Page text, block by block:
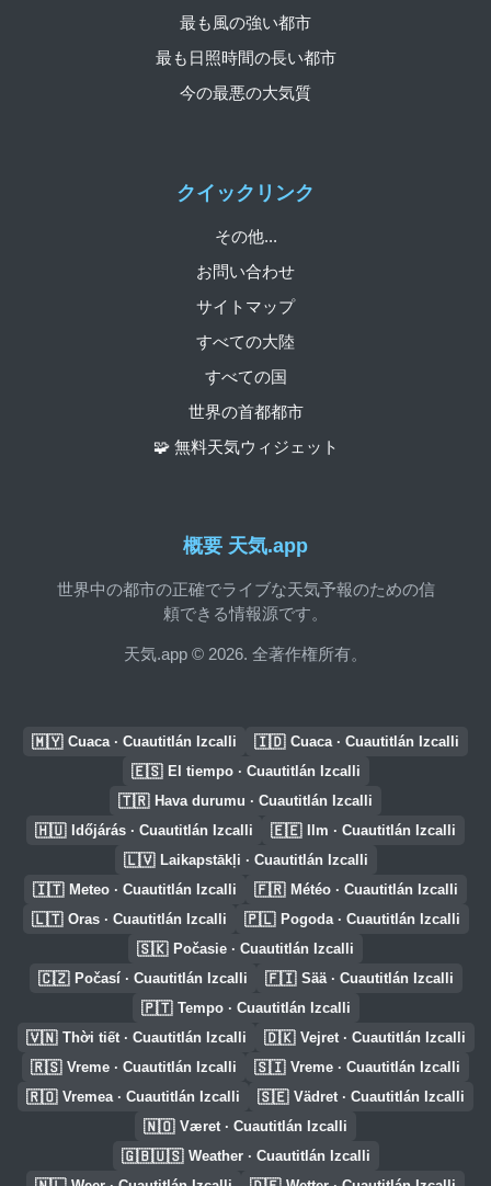
概要 天気.app
世界中の都市の正確でライブな天気予報のための信
頼できる情報源です。
天気.app © 2026. 全著作権所有。
クイックリンク
その他...
お問い合わせ
サイトマップ
すべての大陸
すべての国
世界の首都都市
🧩 無料天気ウィジェット
最も風の強い都市
最も日照時間の長い都市
今の最悪の大気質
🇲🇾 Cuaca · Cuautitlán Izcalli 🇮🇩 Cuaca · Cuautitlán Izcalli
🇪🇸 El tiempo · Cuautitlán Izcalli
🇹🇷 Hava durumu · Cuautitlán Izcalli
🇭🇺 Időjárás · Cuautitlán Izcalli 🇪🇪 Ilm · Cuautitlán Izcalli
🇱🇻 Laikapstākļi · Cuautitlán Izcalli
🇮🇹 Meteo · Cuautitlán Izcalli 🇫🇷 Météo · Cuautitlán Izcalli
🇱🇹 Oras · Cuautitlán Izcalli 🇵🇱 Pogoda · Cuautitlán Izcalli
🇸🇰 Počasie · Cuautitlán Izcalli
🇨🇿 Počasí · Cuautitlán Izcalli 🇫🇮 Sää · Cuautitlán Izcalli
🇵🇹 Tempo · Cuautitlán Izcalli
🇻🇳 Thời tiết · Cuautitlán Izcalli 🇩🇰 Vejret · Cuautitlán Izcalli
🇷🇸 Vreme · Cuautitlán Izcalli 🇸🇮 Vreme · Cuautitlán Izcalli
🇷🇴 Vremea · Cuautitlán Izcalli 🇸🇪 Vädret · Cuautitlán Izcalli
🇳🇴 Været · Cuautitlán Izcalli
🇬🇧🇺🇸 Weather · Cuautitlán Izcalli